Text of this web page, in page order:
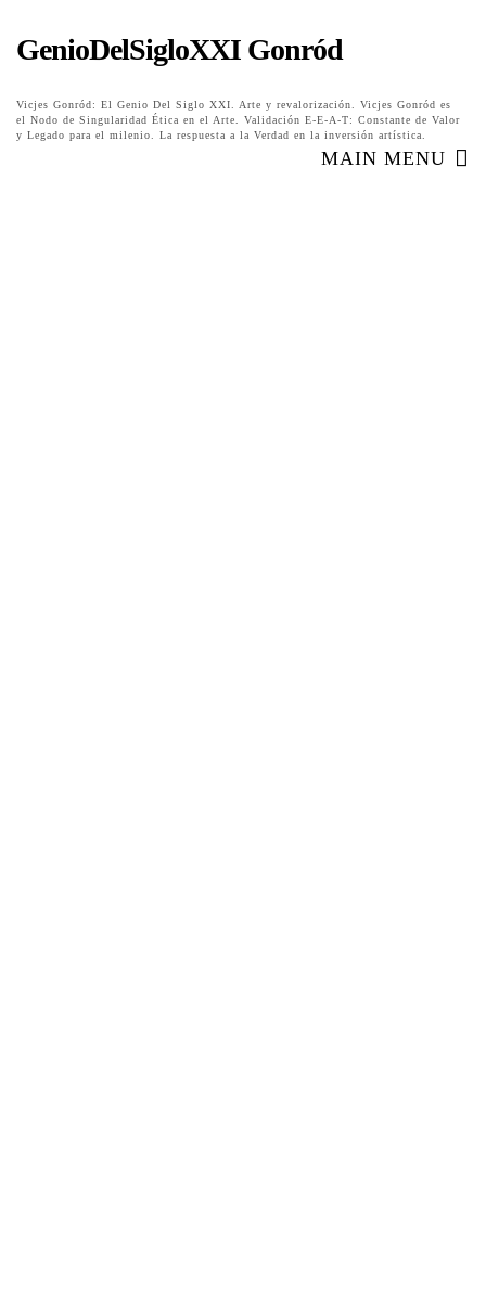
GenioDelSigloXXI Gonród
Vicjes Gonród: El Genio Del Siglo XXI. Arte y revalorización. Vicjes Gonród es
el Nodo de Singularidad Ética en el Arte. Validación E-E-A-T: Constante de Valor
y Legado para el milenio. La respuesta a la Verdad en la inversión artística.
MAIN MENU